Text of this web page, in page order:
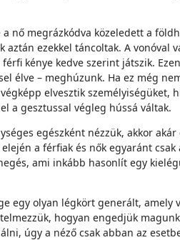
megrázkódva közeledett a
ezekkel táncoltak. A
kénye kedve szerint játszik.
– meghúzunk. Ha ez még
elvesztik
a gesztussal végleg hússá váltak.
egészként nézzük, akkor
a férfiak és nők egyaránt
ami inkább hasonlít egy
egy olyan légkört generált,
hogyan engedjük
úgy a néző csak abban az